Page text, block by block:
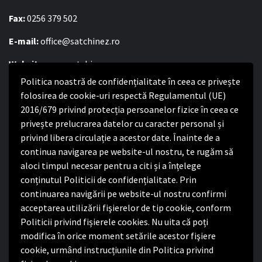
Politica noastră de confidențialitate în ceea ce privește
folosirea de cookie-uri respectă Regulamentul (UE)
2016/679 privind protecția persoanelor fizice în ceea ce
privește prelucrarea datelor cu caracter personal și
privind libera circulație a acestor date. Înainte de a
continua navigarea pe website-ul nostru, te rugăm să
aloci timpul necesar pentru a citi și a înțelege
conținutul Politicii de confidențialitate. Prin
continuarea navigării pe website-ul nostru confirmi
acceptarea utilizării fişierelor de tip cookie, conform
Politicii privind fișierele cookies. Nu uita că poți
modifica în orice moment setările acestor fişiere
cookie, urmând instrucțiunile din Politica privind
Fax:0256 379 502
E-mail:office@satchinez.ro
Website:www.satchinez.ro
Program cu publicul:
Luni – Joi:8:00-16:30
Vineri:8:00 – 14:00
Politica de confidențialitate
Politica de confidențialitate
Nota de informare privind implementarea Regulamentului
(UE) 2016/679
Termeni și condiții de utilizare website